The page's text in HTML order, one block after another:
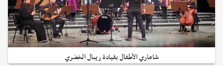
شاماري الأطفال بقيادة ريبال الخضري